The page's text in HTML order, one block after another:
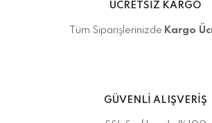
ÜCRETSİZ KARGO
Tüm Siparişlerinizde Kargo
GÜVENLİ ALIŞVERİŞ